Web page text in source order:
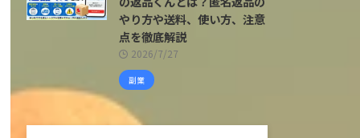
やり方や送料、使い方、注意
点を徹底解説
2026/7/27
副業